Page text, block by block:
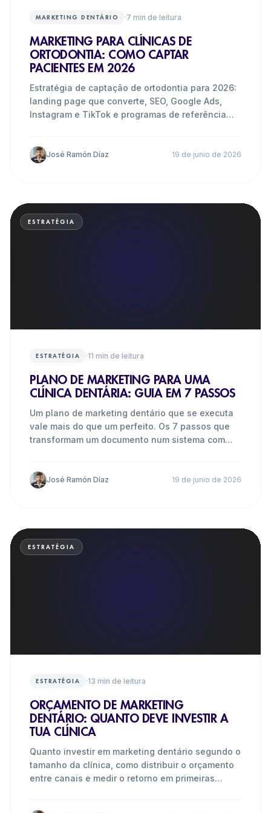
MARKETING DENTÁRIO ·7 min de leitura
MARKETING PARA CLÍNICAS DE
ORTODONTIA: COMO CAPTAR
PACIENTES EM 2026
Estratégia de captação de ortodontia para 2026:
landing page que converte, SEO, Google Ads,
Instagram e TikTok e programas de referência
José Ramón Díaz 19 de junio de 2026
ESTRATÉGIA
ESTRATÉGIA ·11 min de leitura
PLANO DE MARKETING PARA UMA
CLÍNICA DENTÁRIA: GUIA EM 7 PASSOS
Um plano de marketing dentário que se executa
vale mais do que um perfeito. Os 7 passos que
transformam um documento num sistema com
José Ramón Díaz 19 de junio de 2026
ESTRATÉGIA
ESTRATÉGIA ·13 min de leitura
ORÇAMENTO DE MARKETING
DENTÁRIO: QUANTO DEVE INVESTIR A
TUA CLÍNICA
Quanto investir em marketing dentário segundo o
tamanho da clínica, como distribuir o orçamento
entre canais e medir o retorno em primeiras